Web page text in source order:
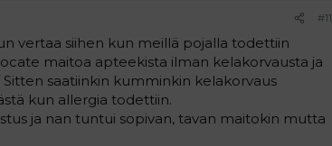
#11
vertaa siihen kun meillä pojalla todettiin
maitoa apteekista ilman kelakorvausta ja
saatiinkin kumminkin kelakorvaus
kun allergia todettiin.
ja nan tuntui sopivan, tavan maitokin mutta